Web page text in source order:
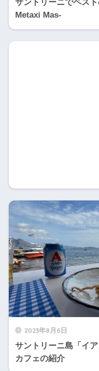
サントリーニでベス
Metaxi Mas-
2023年8月6日
サントリーニ島「イ
カフェの紹介